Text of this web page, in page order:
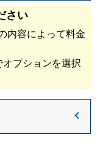
さい
内容によって料金
オプションを選択